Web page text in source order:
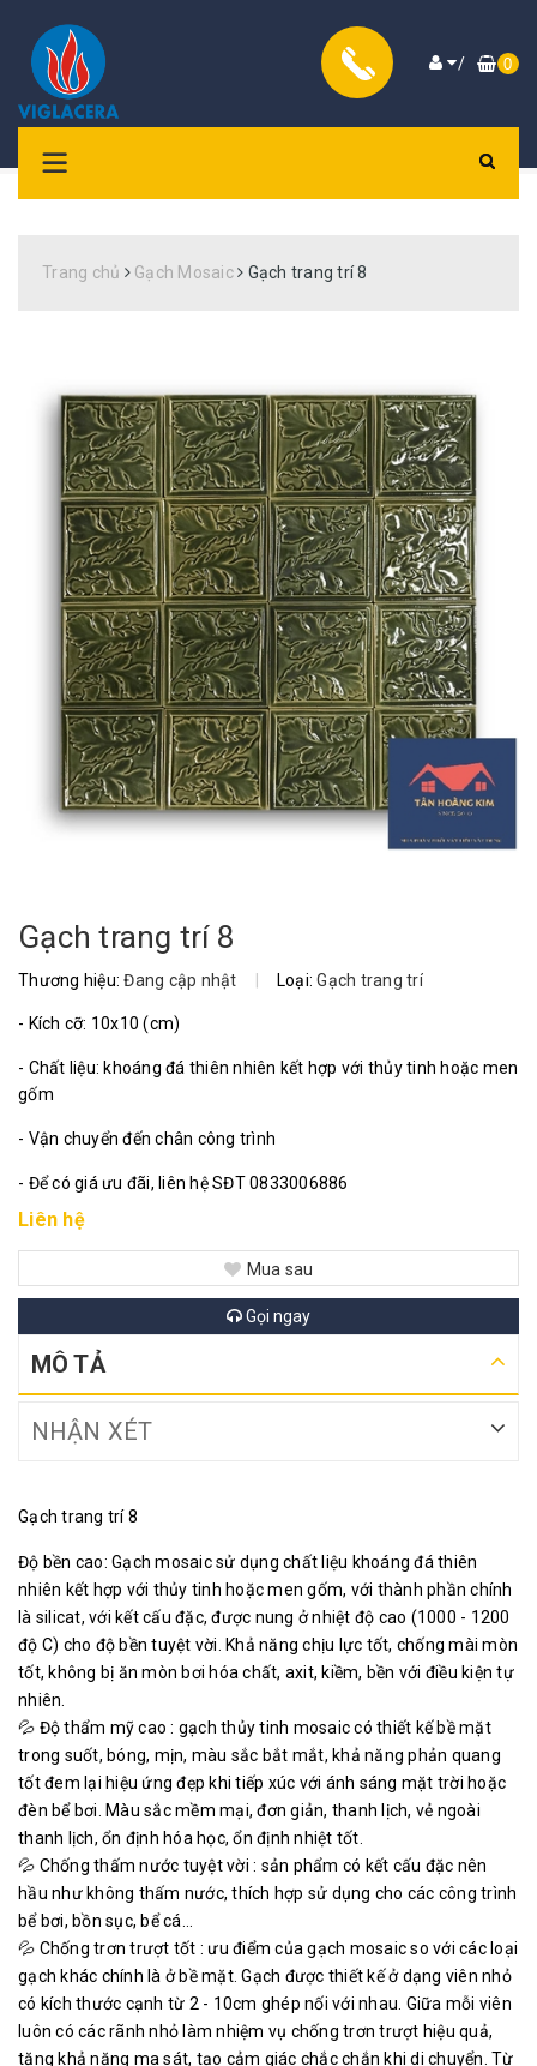
/ 0
Trang chủ Gạch Mosaic Gạch trang trí 8
Gạch trang trí 8
Thương hiệu:Đang cập nhật | Loại:Gạch trang trí
- Kích cỡ: 10x10 (cm)
- Chất liệu: khoáng đá thiên nhiên kết hợp với thủy tinh hoặc men
gốm
- Vận chuyển đến chân công trình
- Để có giá ưu đãi, liên hệ SĐT 0833006886
Liên hệ
Mua sau
Gọi ngay
MÔ TẢ
NHẬN XÉT
Gạch trang trí 8
Độ bền cao: Gạch mosaic sử dụng chất liệu khoáng đá thiên
nhiên kết hợp với thủy tinh hoặc men gốm, với thành phần chính
là silicat, với kết cấu đặc, được nung ở nhiệt độ cao (1000 - 1200
độ C) cho độ bền tuyệt vời. Khả năng chịu lực tốt, chống mài mòn
tốt, không bị ăn mòn bơi hóa chất, axit, kiềm, bền với điều kiện tự
nhiên.
💦 Độ thẩm mỹ cao : gạch thủy tinh mosaic có thiết kế bề mặt
trong suốt, bóng, mịn, màu sắc bắt mắt, khả năng phản quang
tốt đem lại hiệu ứng đẹp khi tiếp xúc với ánh sáng mặt trời hoặc
đèn bể bơi. Màu sắc mềm mại, đơn giản, thanh lịch, vẻ ngoài
thanh lịch, ổn định hóa học, ổn định nhiệt tốt.
💦 Chống thấm nước tuyệt vời : sản phẩm có kết cấu đặc nên
hầu như không thấm nước, thích hợp sử dụng cho các công trình
bể bơi, bồn sục, bể cá...
💦 Chống trơn trượt tốt : ưu điểm của gạch mosaic so với các loại
gạch khác chính là ở bề mặt. Gạch được thiết kế ở dạng viên nhỏ
có kích thước cạnh từ 2 - 10cm ghép nối với nhau. Giữa mỗi viên
luôn có các rãnh nhỏ làm nhiệm vụ chống trơn trượt hiệu quả,
tăng khả năng ma sát, tạo cảm giác chắc chắn khi di chuyển. Từ